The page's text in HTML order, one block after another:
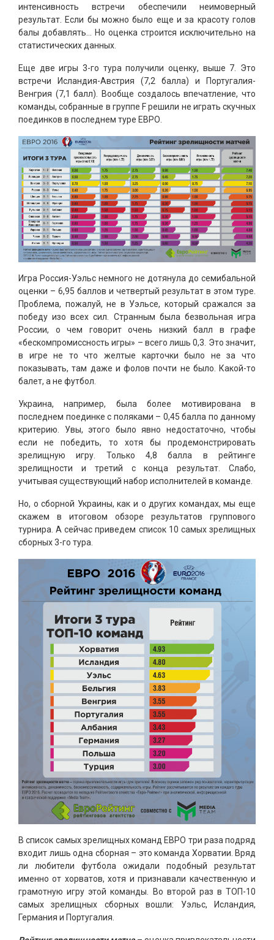
интенсивность встречи обеспечили неимоверный
результат. Если бы можно было еще и за красоту голов
балы добавлять… Но оценка строится исключительно на
статистических данных.
Еще две игры 3-го тура получили оценку, выше 7. Это
встречи Исландия-Австрия (7,2 балла) и Португалия-
Венгрия (7,1 балл). Вообще создалось впечатление, что
команды, собранные в группе F решили не играть скучных
поединков в последнем туре ЕВРО.
Игра Россия-Уэльс немного не дотянула до семибальной
оценки – 6,95 баллов и четвертый результат в этом туре.
Проблема, пожалуй, не в Уэльсе, который сражался за
победу изо всех сил. Странным была безвольная игра
России, о чем говорит очень низкий балл в графе
«бескомпромиссность игры» – всего лишь 0,3. Это значит,
в игре не то что желтые карточки было не за что
показывать, там даже и фолов почти не было. Какой-то
балет, а не футбол.
Украина, например, была более мотивирована в
последнем поединке с поляками – 0,45 балла по данному
критерию. Увы, этого было явно недостаточно, чтобы
если не победить, то хотя бы продемонстрировать
зрелищную игру. Только 4,8 балла в рейтинге
зрелищности и третий с конца результат. Слабо,
учитывая существующий набор исполнителей в команде.
Но, о сборной Украины, как и о других командах, мы еще
скажем в итоговом обзоре результатов группового
турнира. А сейчас приведем список 10 самых зрелищных
сборных 3-го тура.
В список самых зрелищных команд ЕВРО три раза подряд
входит лишь одна сборная – это команда Хорватии. Вряд
ли любители футбола ожидали подобный результат
именно от хорватов, хотя и признавали качественную и
грамотную игру этой команды. Во второй раз в ТОП-10
самых зрелищных сборных вошли: Уэльс, Исландия,
Германия и Португалия.